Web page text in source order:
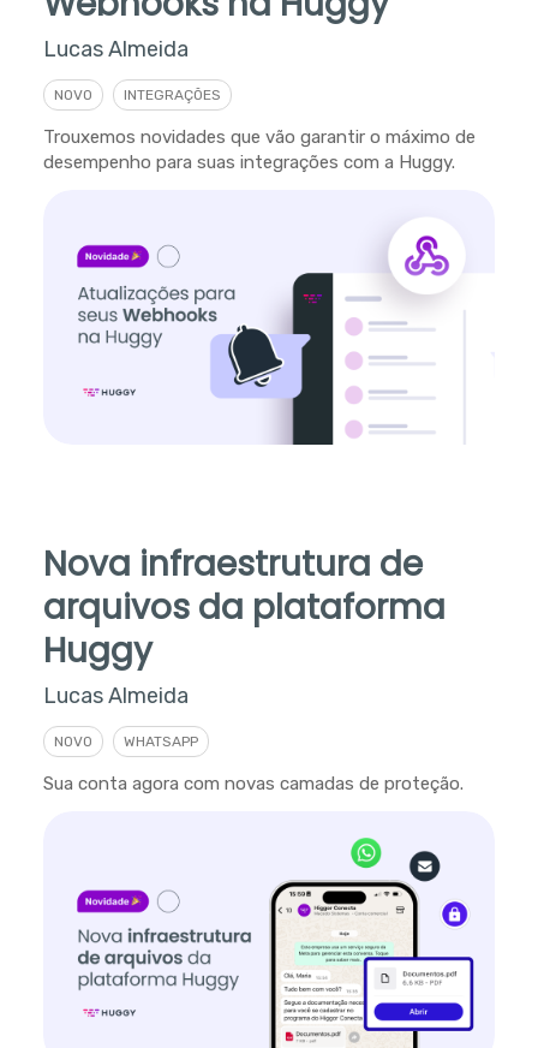
Lucas Almeida
NOVO INTEGRAÇÕES
Trouxemos novidades que vão garantir o máximo de
desempenho para suas integrações com a Huggy.
Nova infraestrutura de
arquivos da plataforma
Huggy
Lucas Almeida
NOVO WHATSAPP
Sua conta agora com novas camadas de proteção.